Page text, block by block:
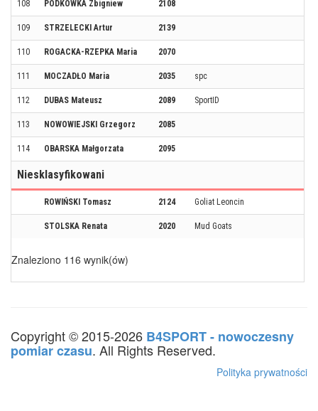
108 PODKÓWKA Zbigniew 2108
109 STRZELECKI Artur 2139
110 ROGACKA-RZEPKA Maria 2070
111 MOCZADŁO Maria 2035 spc
112 DUBAS Mateusz 2089 SportID
113 NOWOWIEJSKI Grzegorz 2085
114 OBARSKA Małgorzata 2095
Niesklasyfikowani
ROWIŃSKI Tomasz 2124 Goliat Leoncin
STOLSKA Renata 2020 Mud Goats
Znaleziono 116 wynik(ów)
Copyright © 2015-2026 B4SPORT - nowoczesny
pomiar czasu. All Rights Reserved.
Polityka prywatności